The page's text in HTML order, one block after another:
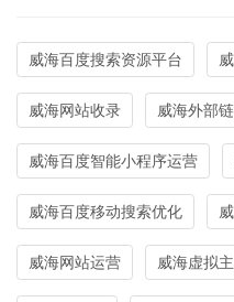
威海百度搜索资源平台
威海网站收录 威海外部
威海百度智能小程序运营
威海百度移动搜索优化
威海网站运营 威海虚拟